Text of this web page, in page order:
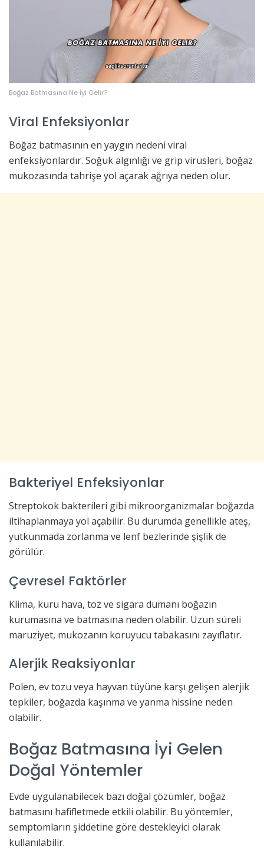
Boğaz Batmasına Ne İyi Gelir?
Viral Enfeksiyonlar
Boğaz batmasının en yaygın nedeni viral
enfeksiyonlardır. Soğuk algınlığı ve grip virüsleri, boğaz
mukozasında tahrişe yol açarak ağrıya neden olur.
Bakteriyel Enfeksiyonlar
Streptokok bakterileri gibi mikroorganizmalar boğazda
iltihaplanmaya yol açabilir. Bu durumda genellikle ateş,
yutkunmada zorlanma ve lenf bezlerinde şişlik de
görülür.
Çevresel Faktörler
Klima, kuru hava, toz ve sigara dumanı boğazın
kurumasına ve batmasına neden olabilir. Uzun süreli
maruziyet, mukozanın koruyucu tabakasını zayıflatır.
Alerjik Reaksiyonlar
Polen, ev tozu veya hayvan tüyüne karşı gelişen alerjik
tepkiler, boğazda kaşınma ve yanma hissine neden
olabilir.
Boğaz Batmasına İyi Gelen
Doğal Yöntemler
Evde uygulanabilecek bazı doğal çözümler, boğaz
batmasını hafifletmede etkili olabilir. Bu yöntemler,
semptomların şiddetine göre destekleyici olarak
kullanılabilir.